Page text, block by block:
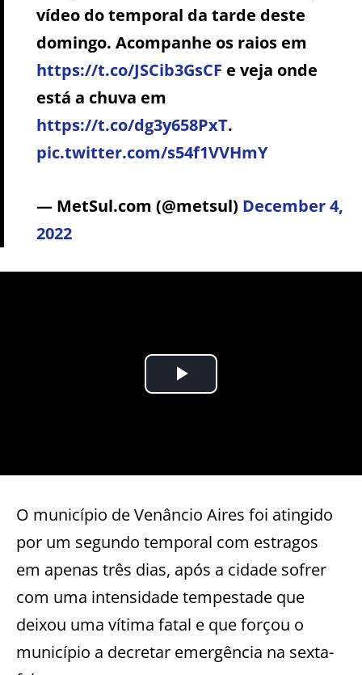
vídeo do temporal da tarde deste
domingo. Acompanhe os raios em
https://t.co/JSCib3GsCF e veja onde
está a chuva em
https://t.co/dg3y658PxT.
pic.twitter.com/s54f1VVHmY
— MetSul.com (@metsul) December 4,
2022
O município de Venâncio Aires foi atingido
por um segundo temporal com estragos
em apenas três dias, após a cidade sofrer
com uma intensidade tempestade que
deixou uma vítima fatal e que forçou o
município a decretar emergência na sexta-